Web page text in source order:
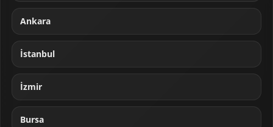
Ankara
İstanbul
İzmir
Bursa